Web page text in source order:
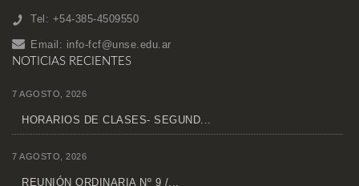
Tel: +54-385-4509550
Email: info-fcf@unse.edu.ar
NOTICIAS RECIENTES
7 AGOSTO, 2026
HORARIOS DE CLASES- SEGUND...
7 AGOSTO, 2026
REUNIÓN ORDINARIA Nº 9 /...